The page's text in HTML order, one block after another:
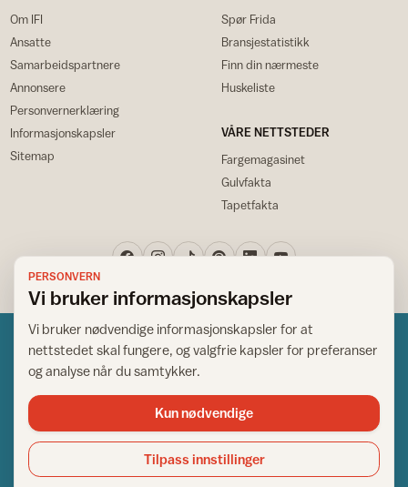
Om IFI
Ansatte
Samarbeidspartnere
Annonsere
Personvernerklæring
Informasjonskapsler
Sitemap
Spør Frida
Bransjestatistikk
Finn din nærmeste
Huskeliste
VÅRE NETTSTEDER
Fargemagasinet
Gulvfakta
Tapetfakta
Norsk råd for hjem og bygg
Copyright © 1995-2026. All Rights Reserved.
Ansvarlig redaktør: Helge Bod Vangen
PERSONVERN
Vi bruker informasjonskapsler
Vi bruker nødvendige informasjonskapsler for at
nettstedet skal fungere, og valgfrie kapsler for preferanser
og analyse når du samtykker.
Kun nødvendige
Tilpass innstillinger